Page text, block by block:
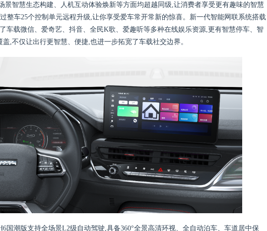
景智慧生态构建、人机互动体验焕新等方面均超越同级,让消费者享受更有趣味的智慧
整车25个控制单元远程升级,让你享受爱车常开常新的惊喜。新一代智能网联系统搭载
车载微信、爱奇艺、抖音、全民K歌、爱趣听等多种在线娱乐资源,更有智慧停车、智
,不仅让出行更智慧、便捷,也进一步拓宽了车载社交边界。
国潮版支持全场景L2级自动驾驶,具备360°全景高清环视、全自动泊车、车道居中保